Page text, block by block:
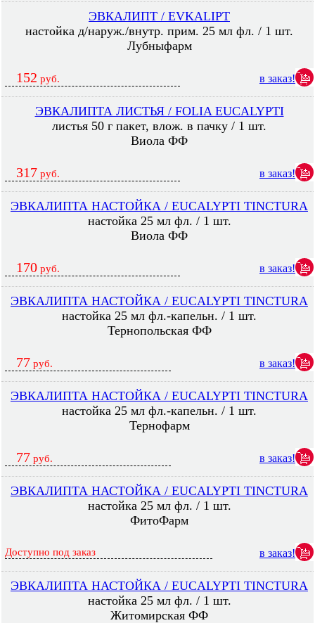
ЭВКАЛИПТ / EVKALIPT
настойка д/наруж./внутр. прим. 25 мл фл. / 1 шт.
Лубныфарм
152 руб. в заказ!
ЭВКАЛИПТА ЛИСТЬЯ / FOLIA EUCALYPTI
листья 50 г пакет, влож. в пачку / 1 шт.
Виола ФФ
317 руб. в заказ!
ЭВКАЛИПТА НАСТОЙКА / EUCALYPTI TINCTURA
настойка 25 мл фл. / 1 шт.
Виола ФФ
170 руб. в заказ!
ЭВКАЛИПТА НАСТОЙКА / EUCALYPTI TINCTURA
настойка 25 мл фл.-капельн. / 1 шт.
Тернопольская ФФ
77 руб. в заказ!
ЭВКАЛИПТА НАСТОЙКА / EUCALYPTI TINCTURA
настойка 25 мл фл.-капельн. / 1 шт.
Тернофарм
77 руб. в заказ!
ЭВКАЛИПТА НАСТОЙКА / EUCALYPTI TINCTURA
настойка 25 мл фл. / 1 шт.
ФитоФарм
Доступно под заказ в заказ!
ЭВКАЛИПТА НАСТОЙКА / EUCALYPTI TINCTURA
настойка 25 мл фл. / 1 шт.
Житомирская ФФ